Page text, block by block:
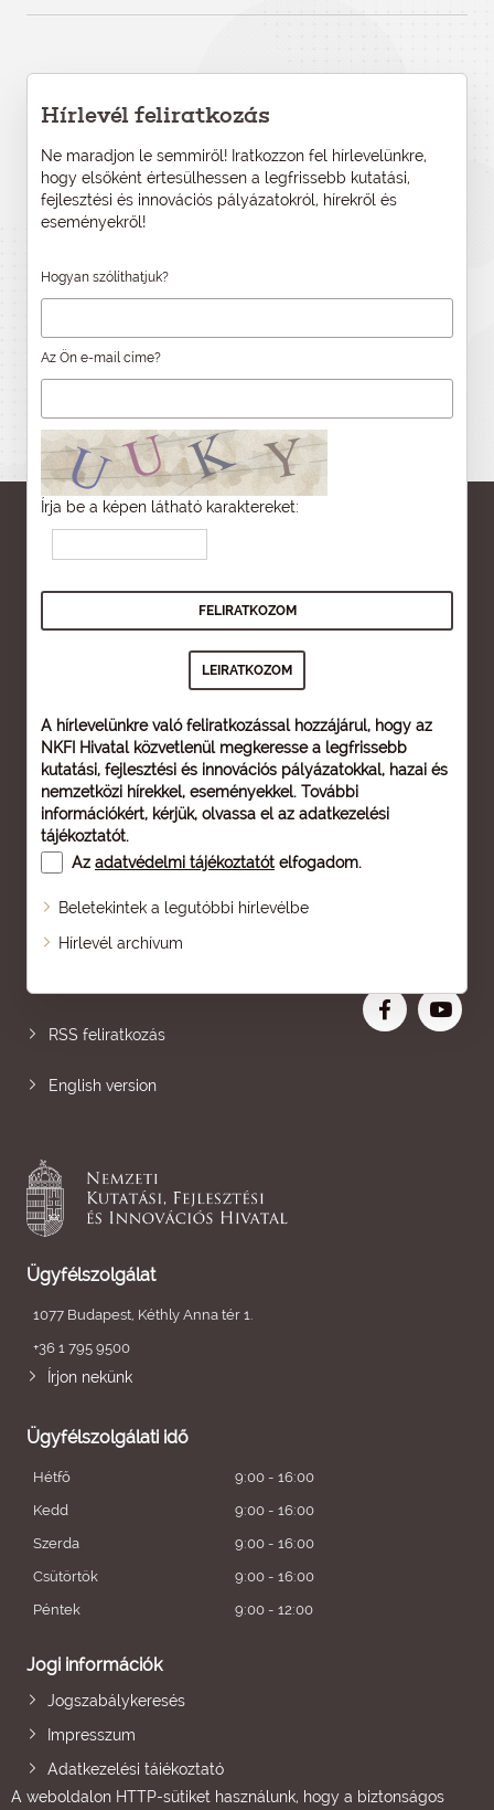
Hírlevél feliratkozás
Ne maradjon le semmiről! Iratkozzon fel hírlevelünkre,
hogy elsőként értesülhessen a legfrissebb kutatási,
fejlesztési és innovációs pályázatokról, hírekről és
eseményekről!
Hogyan szólíthatjuk?
Az Ön e-mail címe?
Írja be a képen látható karaktereket:
A hírlevelünkre való feliratkozással hozzájárul, hogy az
NKFI Hivatal közvetlenül megkeresse a legfrissebb
kutatási, fejlesztési és innovációs pályázatokkal, hazai és
nemzetközi hírekkel, eseményekkel. További
információkért, kérjük, olvassa el az adatkezelési
tájékoztatót.
Az adatvédelmi tájékoztatót elfogadom.
Beletekintek a legutóbbi hírlevélbe
Hírlevél archívum
Oldaltérkép
RSS feliratkozás
English version
Ügyfélszolgálat
1077 Budapest, Kéthly Anna tér 1.
+36 1 795 9500
Írjon nekünk
Ügyfélszolgálati idő
Hétfő
9:00 - 16:00
Kedd
9:00 - 16:00
Szerda
9:00 - 16:00
Csütörtök
9:00 - 16:00
Péntek
9:00 - 12:00
Jogi információk
Jogszabálykeresés
Impresszum
Adatkezelési tájékoztató
A weboldalon HTTP-sütiket használunk, hogy a biztonságos